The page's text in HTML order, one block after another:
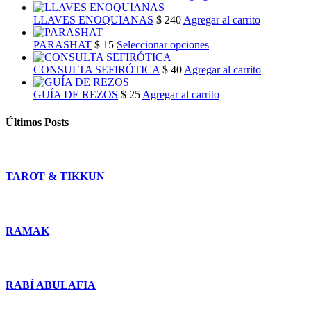
LLAVES ENOQUIANAS $ 240 Agregar al carrito
PARASHAT $ 15 Seleccionar opcionesThis
has
variants.
CONSULTA SEFIRÓTICA $ 40 Agregar al carrito
GUÍA DE REZOS $ 25 Agregar al carrito
Últimos Posts
TAROT & TIKKUN
RAMAK
RABÍ ABULAFIA